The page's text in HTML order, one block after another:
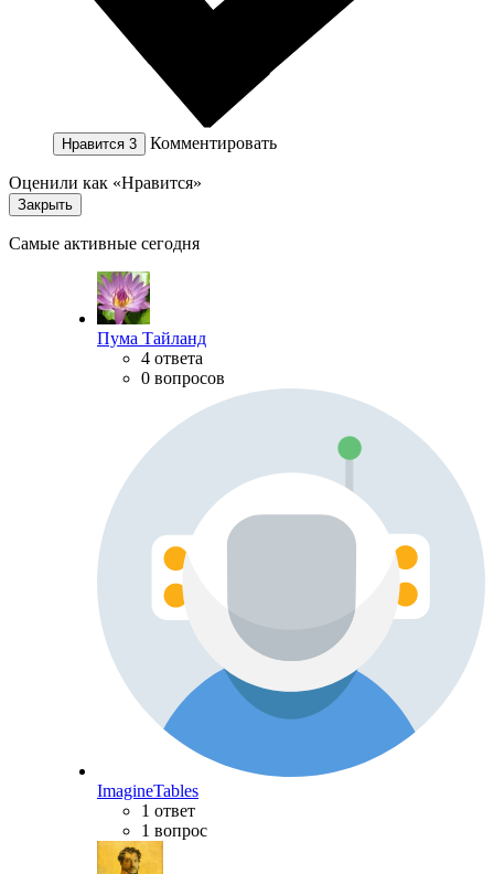
Нравится 3 Комментировать
Оценили как «Нравится»
Закрыть
Самые активные сегодня
Пума Тайланд
4 ответа
0 вопросов
ImagineTables
1 ответ
1 вопрос